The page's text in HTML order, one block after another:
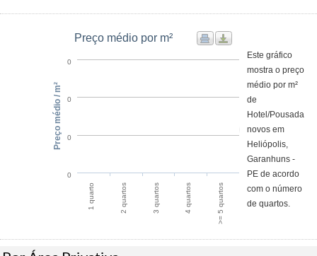
Preço médio por m²
1 quarto 2 quartos 3 quartos 4 quartos >= 5 quartos
0
0
0
0
Preço médio / m²
Este gráfico
mostra o preço
médio por m²
de
Hotel/Pousada
novos em
Heliópolis,
Garanhuns -
PE de acordo
com o número
de quartos.